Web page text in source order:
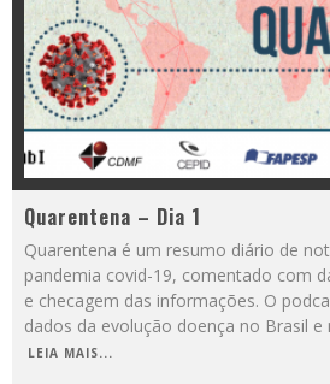
Quarentena – Dia 1
Quarentena é um resumo diário de
pandemia covid-19, comentado com
e checagem das informações. O
dados da evolução doença no Brasil e
LEIA MAIS...